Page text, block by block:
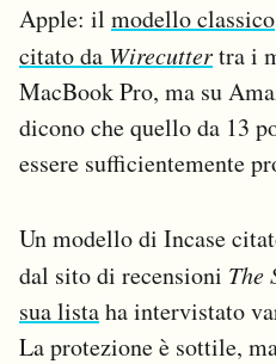
Apple: il modello classico
citato da Wirecuttertra i
MacBook Pro, ma su
dicono che quello da 13
essere sufficientemente
Un modello di Incase
dal sito di recensioni The
sua listaha intervistato
La protezione è sottile,